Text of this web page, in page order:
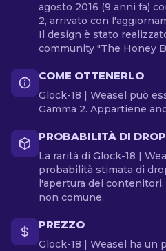
agosto 2016 (9 anni fa)
2, arrivato con
Il design è stato
community "The Honey
COME OTTENERLO
Glock-18 | Weasel può
Gamma 2. Appartiene
PROBABILITÀ DI DROP
La rarità di Glock-18 |
probabilità stimata di
l'apertura dei
non comune.
PREZZO
Glock-18 | Weasel ha un